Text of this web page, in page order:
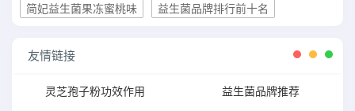
简妃益生菌果冻蜜桃味
益生菌品牌排行前十名
友情链接
灵芝孢子粉功效作用 益生菌品牌推荐